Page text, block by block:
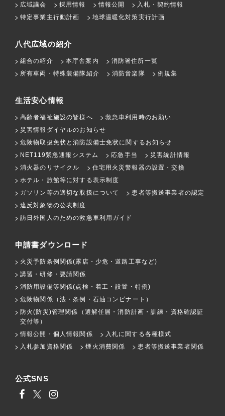
広域議会
採用情報 情報公開
入札・契約情報
特定事業主行動計画
地球温暖化対策実行計画
八代広域の紹介
組合の紹介 本庁舎案内
消防署住所一覧
所有車両・特殊装備隊紹介
消防音楽隊 例規集
生活安心情報
高齢者福祉施設の皆様へ
救急車利用時のお願い
災害情報ダイヤルのお知らせ
危険物取扱免状と消防設備士免状に関するお知らせ
NET119緊急通報システム
応急手当
災害統計情報
消火器のリサイクル
住宅用火災警報器の設置・交換
ホテル・旅館等に対する表示制度
ガソリン等の適切な取扱について
患者等搬送事業者の認定
違反対象物の公表制度
訪日外国人のための救急車利用ガイド
申請書ダウンロード
火災予防条例関係(露店・少危・道路工事など)
講習・研修・要請関係
消防用設備等関係(点検・着工・設置・特例)
危険物関係（法・条例・石油コンビナート）
防火(防災)管理関係（選解任届・消防計画・訓練・資格確認証
交付等）
情報公開・個人情報関係
入札に関する各種様式
入札参加資格関係
煙火消費関係 患者等搬送事業者関係
公式SNS